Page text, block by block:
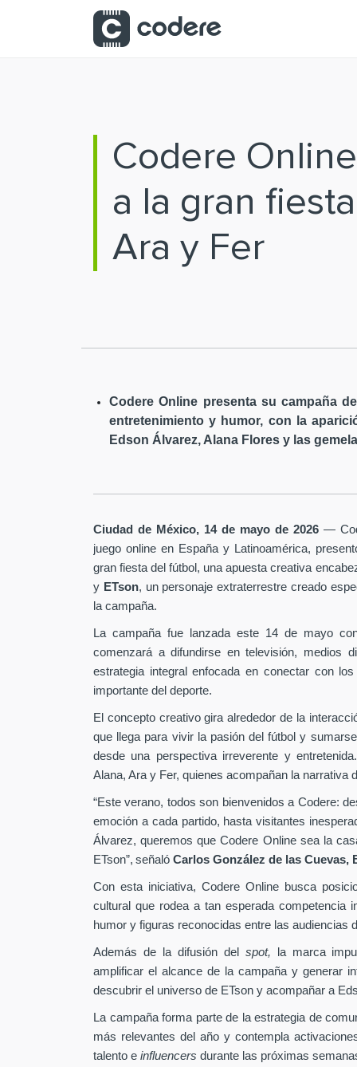
Saltar al contenido principal
Codere
a la gran
Ara y Fer
Codere Online presenta su campaña
entretenimiento y humor, con la
Edson Álvarez, Alana Flores y las
Ciudad de México, 14 de mayo de 2026 —
juego online en España y Latinoamérica,
gran fiesta del fútbol, una apuesta creativa
y ETson, un personaje extraterrestre creado
la campaña.
La campaña fue lanzada este 14 de mayo
comenzará a difundirse en televisión, medios
estrategia integral enfocada en conectar con
importante del deporte.
El concepto creativo gira alrededor de la
que llega para vivir la pasión del fútbol y
desde una perspectiva irreverente y
Alana, Ara y Fer, quienes acompañan la narrativa
“Este verano, todos son bienvenidos a Codere:
emoción a cada partido, hasta visitantes
Álvarez, queremos que Codere Online sea la
ETson”, señaló Carlos González de las Cuevas,
Con esta iniciativa, Codere Online busca
cultural que rodea a tan esperada competencia
humor y figuras reconocidas entre las audiencias
Además de la difusión del spot,
la marca
amplificar el alcance de la campaña y generar
descubrir el universo de ETson y acompañar a
La campaña forma parte de la estrategia de
más relevantes del año y contempla
talento e influencers durante las próximas